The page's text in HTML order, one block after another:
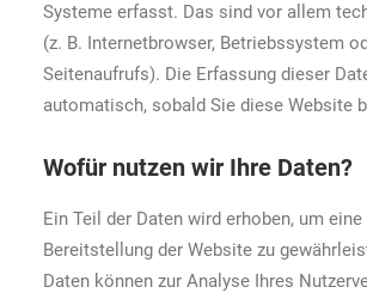
Systeme erfasst. Das sind vor allem
(z. B. Internetbrowser, Betriebssystem
Seitenaufrufs). Die Erfassung dieser
automatisch, sobald Sie diese Website
Wofür nutzen wir Ihre Daten?
Ein Teil der Daten wird erhoben, um
Bereitstellung der Website zu
Daten können zur Analyse Ihres